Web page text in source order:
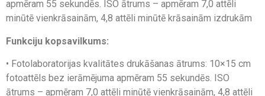
Funkciju kopsavilkums:
• Fotolaboratorijas kvalitātes drukāšanas ātrums: 10×15 cm
fotoattēls bez ierāmējuma apmēram 55 sekundēs. ISO
ātrums – apmēram 7,0 attēli minūtē vienkrāsainām, 4,8 attēli